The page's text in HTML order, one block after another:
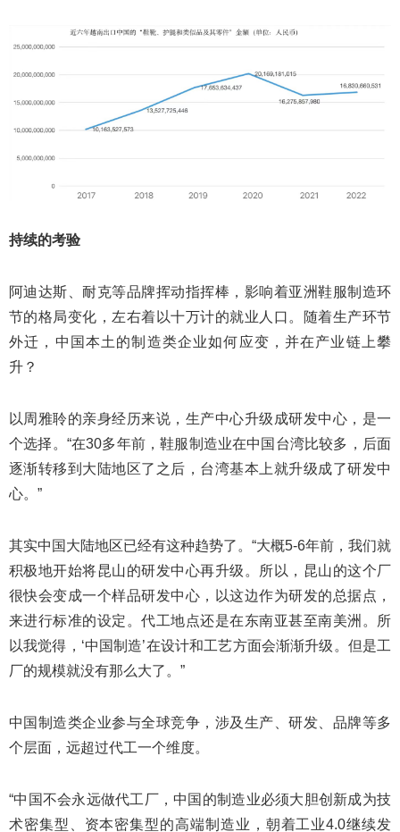
持续的考验
阿迪达斯、耐克等品牌挥动指挥棒，影响着亚洲鞋服制造环
节的格局变化，左右着以十万计的就业人口。随着生产环节
外迁，中国本土的制造类企业如何应变，并在产业链上攀
升？
以周雅聆的亲身经历来说，生产中心升级成研发中心，是一
个选择。“在30多年前，鞋服制造业在中国台湾比较多，后面
逐渐转移到大陆地区了之后，台湾基本上就升级成了研发中
心。”
其实中国大陆地区已经有这种趋势了。“大概5-6年前，我们就
积极地开始将昆山的研发中心再升级。所以，昆山的这个厂
很快会变成一个样品研发中心，以这边作为研发的总据点，
来进行标准的设定。代工地点还是在东南亚甚至南美洲。所
以我觉得，‘中国制造’在设计和工艺方面会渐渐升级。但是工
厂的规模就没有那么大了。”
中国制造类企业参与全球竞争，涉及生产、研发、品牌等多
个层面，远超过代工一个维度。
“中国不会永远做代工厂，中国的制造业必须大胆创新成为技
术密集型、资本密集型的高端制造业，朝着工业4.0继续发